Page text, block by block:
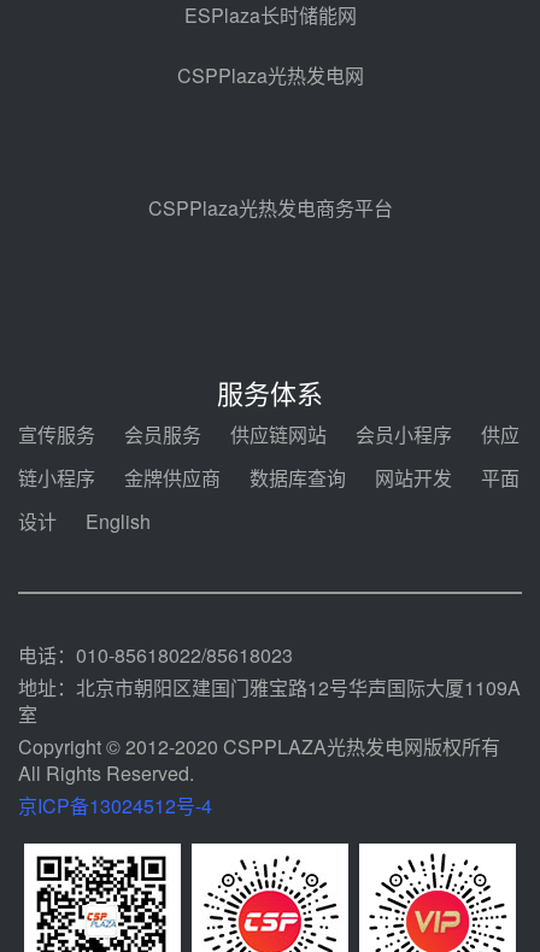
中能建华中试研院中标重能新疆
100MW光热项目机组调试及性能
试验
昨天 08-05 10:41
格局
昨天 08-05 09:11
锅中标格尔木项目蒸汽发生系统
甘肃建投安装公司赴京洽谈，深化
瓜州、博州光热项目战略合作
发！明确推动光热发电规模化发展
ESPlaza长时储能网
CSPPlaza光热发电网
CSPPlaza光热发电商务平台
服务体系
宣传服务 会员服务 供应链网站 会员小程序
供应
链小程序
金牌供应商 数据库查询 网站开发
平面
设计
English
电话：010-85618022/85618023
地址：北京市朝阳区建国门雅宝路12号华声国际大厦1109A
室
Copyright © 2012-2020 CSPPLAZA光热发电网版权所有
All Rights Reserved.
京ICP备13024512号-4